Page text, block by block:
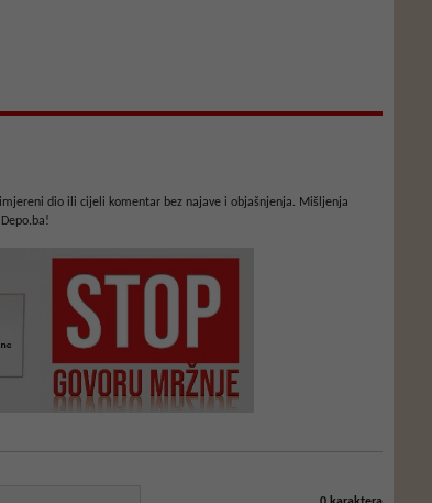
dio ili cijeli komentar bez najave i objašnjenja. Mišljenja